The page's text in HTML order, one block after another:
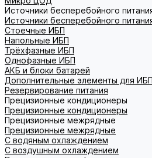
Источники бесперебойного
Источники бесперебойного
Стоечные ИБП
Напольные ИБП
Трёхфазные ИБП
Однофазные ИБП
АКБ и блоки батарей
Дополнительные элементы для ИБП
Резервирование питания
Прецизионные кондиционеры
Прецизионные кондиционеры
Прецизионные межрядные
Прецизионные межрядные
С водяным охлаждением
С воздушным охлаждением